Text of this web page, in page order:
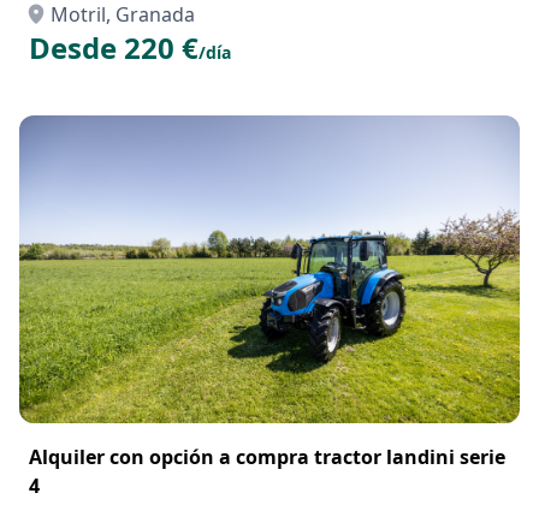
Motril, Granada
Desde 220 €/día
Alquiler con opción a compra tractor landini serie
4